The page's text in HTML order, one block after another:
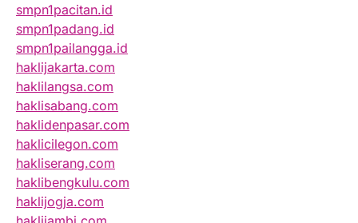
smpn1pacitan.id
smpn1padang.id
smpn1pailangga.id
haklijakarta.com
haklilangsa.com
haklisabang.com
haklidenpasar.com
haklicilegon.com
hakliserang.com
haklibengkulu.com
haklijogja.com